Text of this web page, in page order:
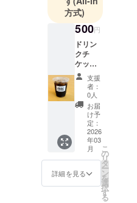
方式)
500円
ドリン
クチ
ケット
（2杯
分） 店
内でご
利用い
ただけ
るドリ
ンクチ
ケット
です！
クラ
ファン
限定
支援
者：
0人
お届
け予
定：
2026
年03
月
詳細を見る
こ
の
リ
タ
ー
ン
を
選
択
す
る